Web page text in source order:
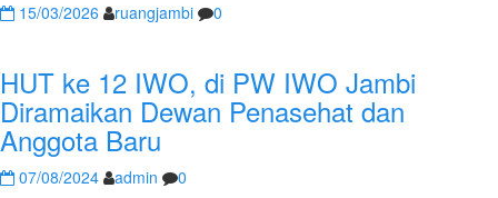
15/03/2026 ruangjambi 0
HUT ke 12 IWO, di PW IWO Jambi
Diramaikan Dewan Penasehat dan
Anggota Baru
07/08/2024 admin 0